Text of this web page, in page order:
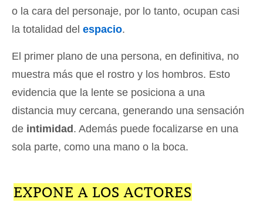
o la cara del personaje, por lo tanto, ocupan casi
la totalidad del espacio.
El primer plano de una persona, en definitiva, no
muestra más que el rostro y los hombros. Esto
evidencia que la lente se posiciona a una
distancia muy cercana, generando una sensación
de intimidad . Además puede focalizarse en una
sola parte, como una mano o la boca.
EXPONE A LOS ACTORES